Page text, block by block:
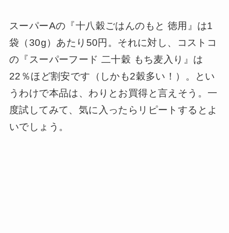
スーパーAの『十八穀ごはんのもと 徳用』は1
袋（30g）あたり50円。それに対し、コストコ
の『スーパーフード 二十穀 もち麦入り』は
22％ほど割安です（しかも2穀多い！）。とい
うわけで本品は、わりとお買得と言えそう。一
度試してみて、気に入ったらリピートするとよ
いでしょう。